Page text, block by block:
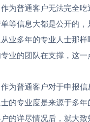
为普通客户无法完全
等信息大都是公开的
业多年的专业人士那
业的团队在支撑，这一
为普通客户对于申报信
的专业度是来源于多
的详尽情况后，就大